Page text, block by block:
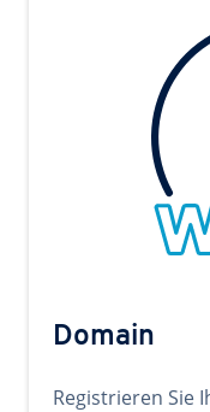
Domain
Registrieren Sie